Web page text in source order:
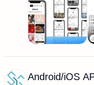
Android/iOS